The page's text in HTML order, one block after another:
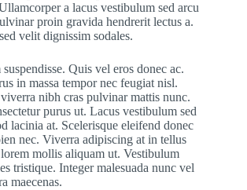
a lacus vestibulum sed arcu
proin gravida hendrerit lectus a.
velit dignissim sodales.
Quis vel eros donec ac.
in massa tempor nec feugiat nisl.
nibh cras pulvinar mattis nunc.
purus ut. Lacus vestibulum sed
lacinia at. Scelerisque eleifend donec
nec. Viverra adipiscing at in tellus
mollis aliquam ut. Vestibulum
tristique. Integer malesuada nunc vel
maecenas.